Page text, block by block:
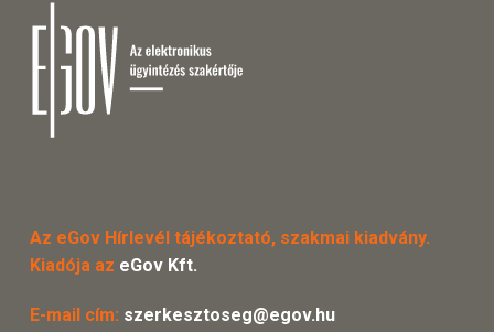
Az eGov Hírlevél tájékoztató, szakmai kiadvány.
Kiadója az eGov Kft.
E-mail cím: szerkesztoseg@egov.hu